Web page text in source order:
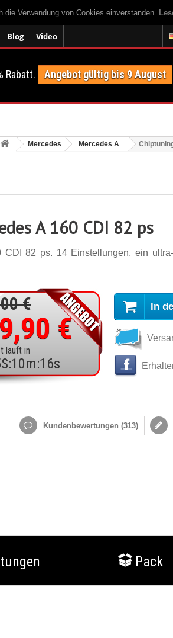
Verwendung von Cookies einverstanden.
Blog Video
Rabatt. Angebot gültig bis 9 August
Mercedes Mercedes A
A 160 CDI 82 ps
CDI 82 ps. 14 Einstellungen, ein
€
€
läuft in
S:10m:14s
In
Kundenbewertungen (313)
Pack